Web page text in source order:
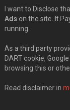
I want to Disclose
Ads on the site. It
running.
As a third party
DART cookie,
browsing this or
Read disclaimer in